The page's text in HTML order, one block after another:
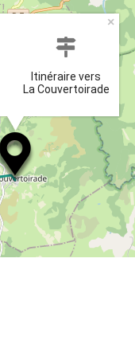
Itinéraire vers
La Couvertoirade
×